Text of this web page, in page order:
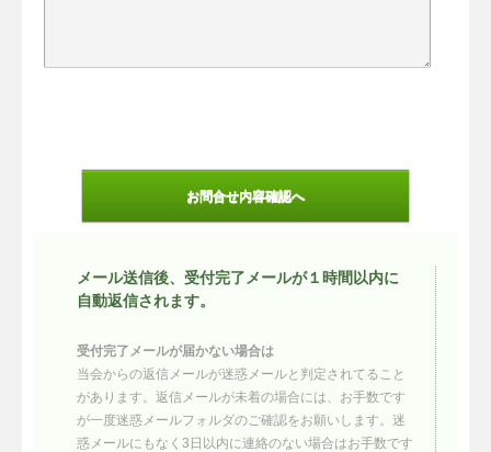
メール送信後、受付完了メールが１時間以内に
自動返信されます。
受付完了メールが届かない場合は
当会からの返信メールが迷惑メールと判定されてること
があります。返信メールが未着の場合には、お手数です
が一度迷惑メールフォルダのご確認をお願いします。迷
惑メールにもなく3日以内に連絡のない場合はお手数です